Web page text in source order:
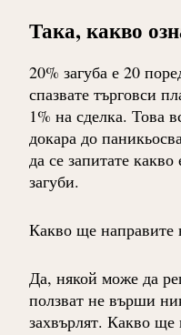
Така, какво
20% загуба е 20
спазвате търговси
1% на сделка. Това
докара до
да се запитате
загуби.
Какво ще направите
Да, някой може да
ползват не върши
захвърлят. Какво ще